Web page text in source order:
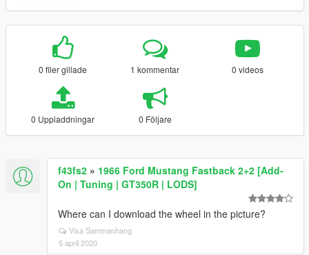
0 filer gillade 1 kommentar 0 videos
0 Uppladdningar 0 Följare
f43fs2 » 1966 Ford Mustang Fastback 2+2 [Add-
On | Tuning | GT350R | LODS]
Where can I download the wheel in the picture?
Visa Sammanhang
5 april 2020